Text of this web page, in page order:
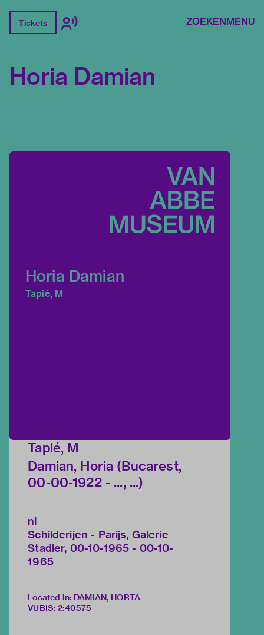
Tickets ZOEKENMENU
Horia Damian
Horia Damian
Tapié, M
Tapié, M
Damian, Horia (Bucarest,
00-00-1922 - ..., ...)
nl
Schilderijen - Parijs, Galerie
Stadler, 00-10-1965 - 00-10-
1965
Located in: DAMIAN, HORTA
VUBIS: 2:40575